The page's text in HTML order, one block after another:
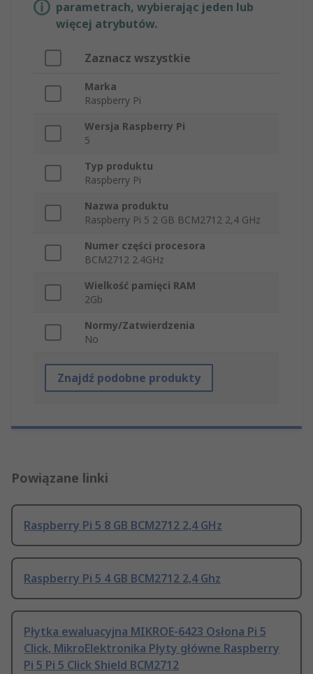
parametrach, wybierając jeden lub
więcej atrybutów.
Zaznacz wszystkie
Marka
Raspberry Pi
Wersja Raspberry Pi
5
Typ produktu
Raspberry Pi
Nazwa produktu
Raspberry Pi 5 2 GB BCM2712 2,4 GHz
Numer części procesora
BCM2712 2.4GHz
Wielkość pamięci RAM
2Gb
Normy/Zatwierdzenia
No
Znajdź podobne produkty
Powiązane linki
Raspberry Pi 5 8 GB BCM2712 2,4 GHz
Raspberry Pi 5 4 GB BCM2712 2,4 Ghz
Płytka ewaluacyjna MIKROE-6423 Osłona Pi 5
Click, MikroElektronika Płyty główne Raspberry
Pi 5 Pi 5 Click Shield BCM2712